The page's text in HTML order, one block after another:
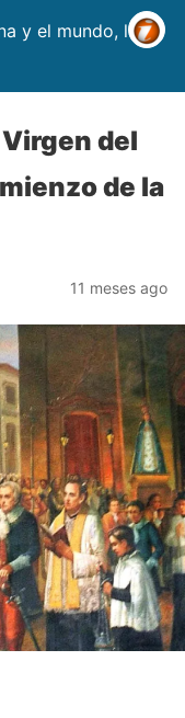
y el mundo, las
del
de la
11 meses ago